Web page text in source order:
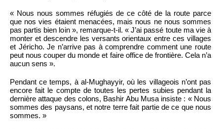
« Nous nous sommes réfugiés de ce côté de la route parce
que nos vies étaient menacées, mais nous ne nous sommes
pas partis bien loin », remarque-t-il. « J’ai passé toute ma vie à
monter et descendre les versants orientaux entre ces villages
et Jéricho. Je n’arrive pas à comprendre comment une route
peut nous couper du monde et faire office de frontière. Cela n’a
aucun sens ».
Pendant ce temps, à al-Mughayyir, où les villageois n’ont pas
encore fait le compte de toutes les pertes subies pendant la
dernière attaque des colons, Bashir Abu Musa insiste : « Nous
sommes des paysans, et notre terre fait partie de ce que nous
sommes. »